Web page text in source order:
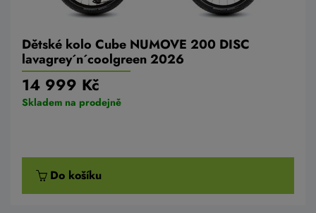
Dětské kolo Cube NUMOVE 200 DISC
lavagrey´n´coolgreen 2026
14 999 Kč
Skladem na prodejně
Do košíku